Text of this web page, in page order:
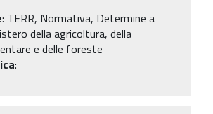
: TERR, Normativa, Determine a
della agricoltura, della
e delle foreste
: